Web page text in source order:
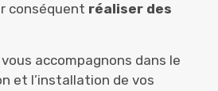
conséquent réaliser des
vous accompagnons dans le
et l’installation de vos